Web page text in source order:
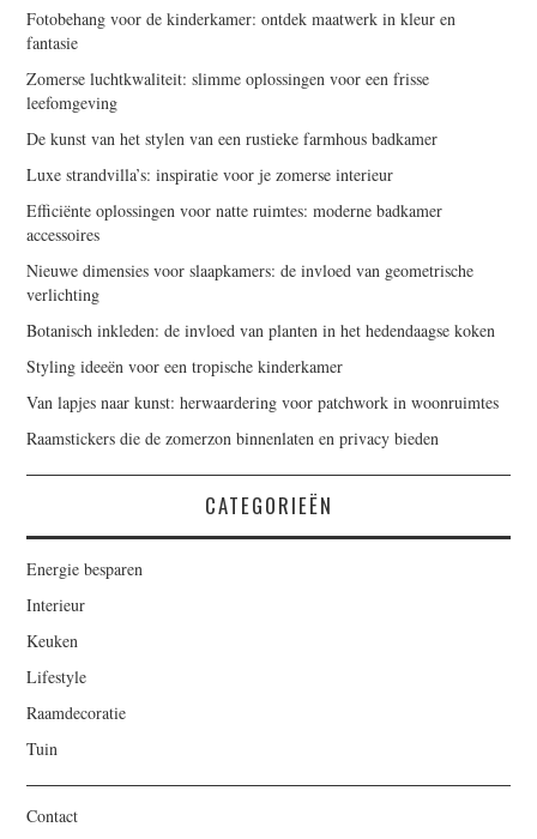
Fotobehang voor de kinderkamer: ontdek maatwerk in kleur en
fantasie
Zomerse luchtkwaliteit: slimme oplossingen voor een frisse
leefomgeving
De kunst van het stylen van een rustieke farmhous badkamer
Luxe strandvilla’s: inspiratie voor je zomerse interieur
Efficiënte oplossingen voor natte ruimtes: moderne badkamer
accessoires
Nieuwe dimensies voor slaapkamers: de invloed van geometrische
verlichting
Botanisch inkleden: de invloed van planten in het hedendaagse koken
Styling ideeën voor een tropische kinderkamer
Van lapjes naar kunst: herwaardering voor patchwork in woonruimtes
Raamstickers die de zomerzon binnenlaten en privacy bieden
CATEGORIEËN
Energie besparen
Interieur
Keuken
Lifestyle
Raamdecoratie
Tuin
Contact